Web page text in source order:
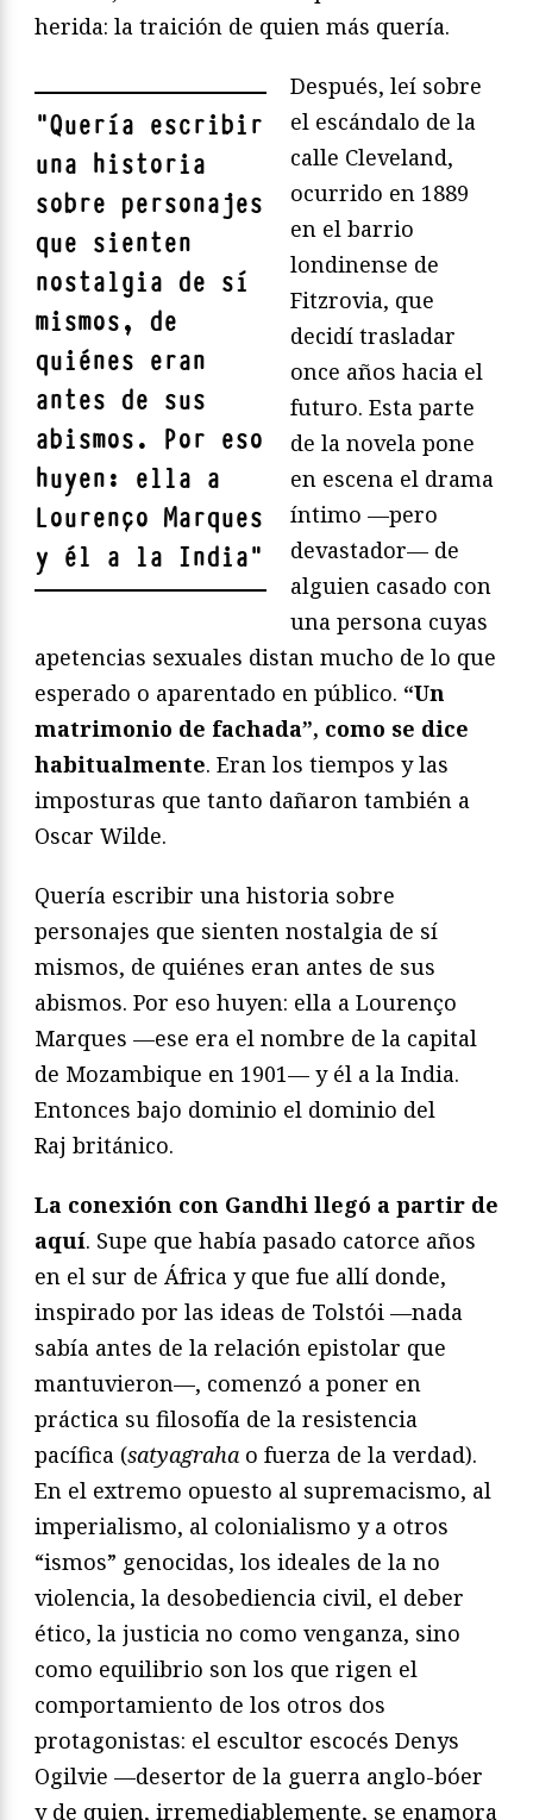
herida: la traición de quien más quería.
"Quería escribir
una historia
sobre personajes
que sienten
nostalgia de sí
mismos, de
quiénes eran
antes de sus
abismos. Por eso
huyen: ella a
Lourenço Marques
y él a la India"
Después, leí sobre
el escándalo de la
calle Cleveland,
ocurrido en 1889
en el barrio
londinense de
Fitzrovia, que
decidí trasladar
once años hacia el
futuro. Esta parte
de la novela pone
en escena el drama
íntimo —pero
devastador— de
alguien casado con
una persona cuyas
apetencias sexuales distan mucho de lo que
esperado o aparentado en público. “Un
matrimonio de fachada”, como se dice
habitualmente. Eran los tiempos y las
imposturas que tanto dañaron también a
Oscar Wilde.
Quería escribir una historia sobre
personajes que sienten nostalgia de sí
mismos, de quiénes eran antes de sus
abismos. Por eso huyen: ella a Lourenço
Marques —ese era el nombre de la capital
de Mozambique en 1901— y él a la India.
Entonces bajo dominio el dominio del
Raj británico.
La conexión con Gandhi llegó a partir de
aquí. Supe que había pasado catorce años
en el sur de África y que fue allí donde,
inspirado por las ideas de Tolstói —nada
sabía antes de la relación epistolar que
mantuvieron—, comenzó a poner en
práctica su filosofía de la resistencia
pacífica (satyagraha o fuerza de la verdad).
En el extremo opuesto al supremacismo, al
imperialismo, al colonialismo y a otros
“ismos” genocidas, los ideales de la no
violencia, la desobediencia civil, el deber
ético, la justicia no como venganza, sino
como equilibrio son los que rigen el
comportamiento de los otros dos
protagonistas: el escultor escocés Denys
Ogilvie —desertor de la guerra anglo-bóer
y de quien, irremediablemente, se enamora